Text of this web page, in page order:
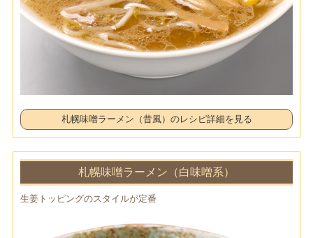
札幌味噌ラーメン（昔風）のレシピ詳細を見る
札幌味噌ラーメン（白味噌系）
生姜トッピングのスタイルが定番